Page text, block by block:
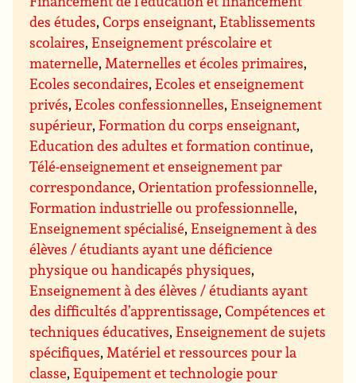
des études,Corps enseignant,Etablissements
scolaires,Enseignement préscolaire et
maternelle,Maternelles et écoles primaires,
Ecoles secondaires,Ecoles et enseignement
privés,Ecoles confessionnelles,Enseignement
supérieur,Formation du corps enseignant,
Education des adultes et formation continue,
Télé-enseignement et enseignement par
correspondance,Orientation professionnelle,
Formation industrielle ou professionnelle,
Enseignement spécialisé,Enseignement à des
élèves / étudiants ayant une déficience
physique ou handicapés physiques,
Enseignement à des élèves / étudiants ayant
des difficultés d’apprentissage,Compétences et
techniques éducatives,Enseignement de sujets
spécifiques,Matériel et ressources pour la
classe,Equipement et technologie pour